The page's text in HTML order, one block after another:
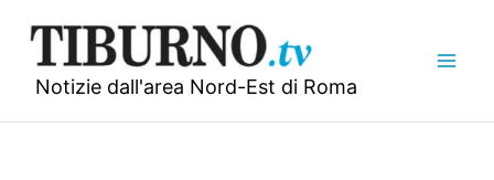
contenuto
Notizie dall'area Nord-Est di Roma